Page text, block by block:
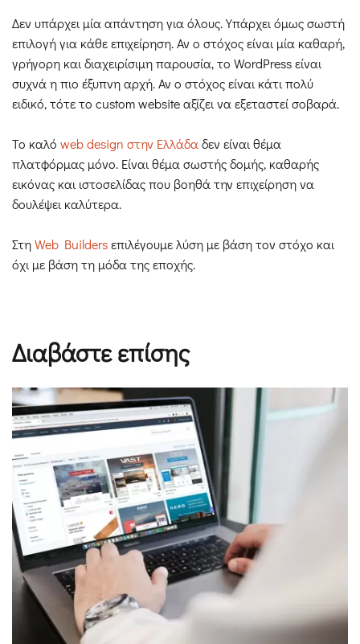
Δεν υπάρχει μία απάντηση για όλους. Υπάρχει όμως σωστή
επιλογή για κάθε επιχείρηση. Αν ο στόχος είναι μία καθαρή,
γρήγορη και διαχειρίσιμη παρουσία, το WordPress είναι
συχνά η πιο έξυπνη αρχή. Αν ο στόχος είναι κάτι πολύ
ειδικό, τότε το custom website αξίζει να εξεταστεί σοβαρά.
Το καλό web design στην Ελλάδα δεν είναι θέμα
πλατφόρμας μόνο. Είναι θέμα σωστής δομής, καθαρής
εικόνας και ιστοσελίδας που βοηθά την επιχείρηση να
δουλέψει καλύτερα.
ΣτηWeb Buildersεπιλέγουμε λύση με βάση τον στόχο και
όχι με βάση τη μόδα της εποχής.
Διαβάστε επίσης